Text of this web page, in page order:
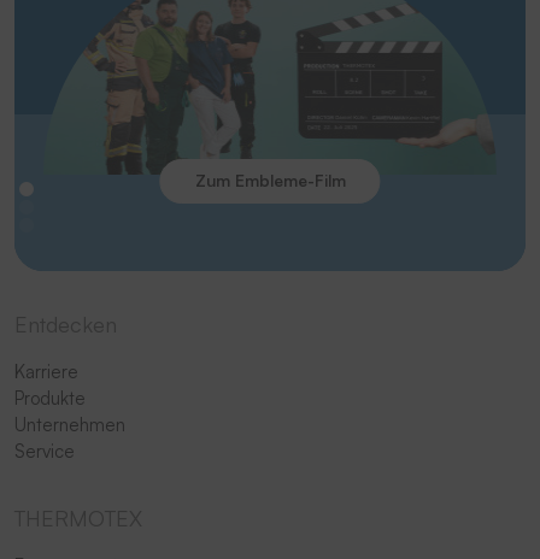
Zum Embleme-Film
Karriere
Produkte
Unternehmen
Service